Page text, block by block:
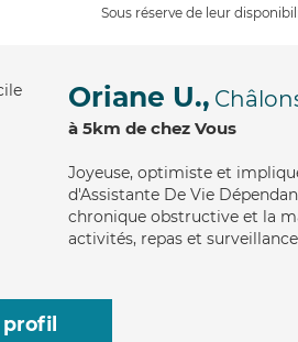
Sous réserve de leur
Oriane U.,
à 5km de chez Vous
Joyeuse, optimiste et
d'Assistante De Vie
chronique obstructive et la
activités, repas et